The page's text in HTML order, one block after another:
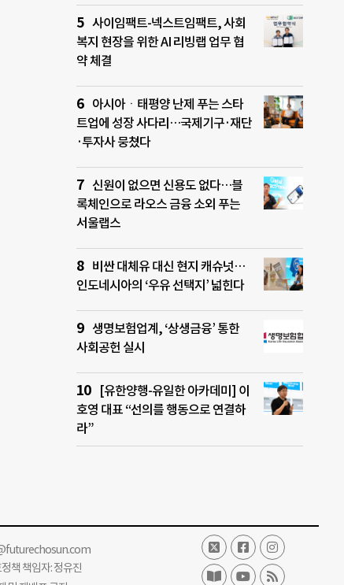
사이임팩트-넥스트임팩트, 사회
복지 현장을 위한 AI 리빙랩 업무 협
약 체결
아시아ㆍ태평양 난제 푸는 스타
트업에 성장 사다리…국제기구·재단
·투자사 뭉쳤다
신원이 없으면 신용도 없다…블
록체인으로 라오스 금융 소외 푸는
서울랩스
비싼 대체유 대신 현지 캐슈넛…
인도네시아의 ‘우유 선택지’ 넓힌다
생명보험업계, ‘상생금융’ 통한
사회공헌 실시
[유한양행-유일한 아카데미] 이
호영 대표 “선의를 행동으로 연결하
라”
책 책임자: 정유진